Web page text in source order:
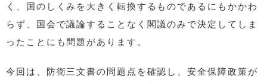
く、国のしくみを大きく転換するものであるにもかかわ
らず、国会で議論することなく閣議のみで決定してしま
ったことにも問題があります。
今回は、防衛三文書の問題点を確認し、安全保障政策が